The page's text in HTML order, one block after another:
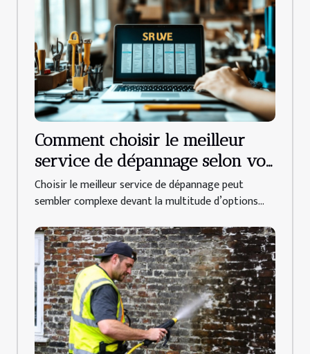
Comment choisir le meilleur
service de dépannage selon vos
besoins ?
Choisir le meilleur service de dépannage peut
sembler complexe devant la multitude d’options...